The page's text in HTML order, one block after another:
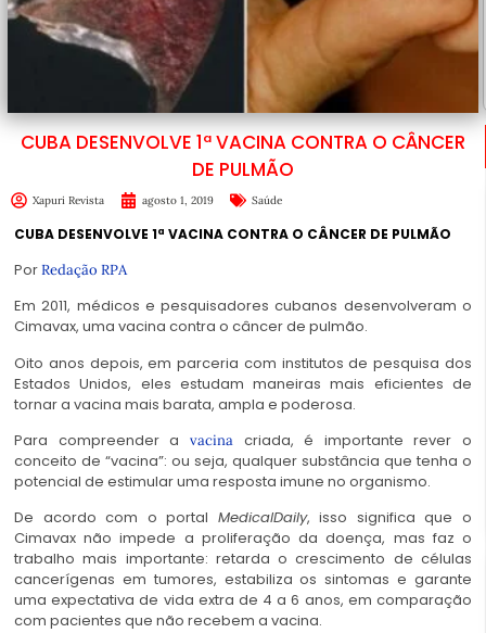
CUBA DESENVOLVE 1ª VACINA CONTRA O CÂNCER
DE PULMÃO
Xapuri Revista agosto 1, 2019 Saúde
CUBA DESENVOLVE 1ª VACINA CONTRA O CÂNCER DE PULMÃO
PorRedação RPA
Em 2011, médicos e pesquisadores cubanos desenvolveram o
Cimavax, uma vacina contra o câncer de pulmão.
Oito anos depois, em parceria com institutos de pesquisa dos
Estados Unidos, eles estudam maneiras mais eficientes de
tornar a vacina mais barata, ampla e poderosa.
Para compreender a vacinacriada, é importante rever o
conceito de “vacina”: ou seja, qualquer substância que tenha o
potencial de estimular uma resposta imune no organismo.
De acordo com o portal MedicalDaily, isso significa que o
Cimavax não impede a proliferação da doença, mas faz o
trabalho mais importante: retarda o crescimento de células
cancerígenas em tumores, estabiliza os sintomas e garante
uma expectativa de vida extra de 4 a 6 anos, em comparação
com pacientes que não recebem a vacina.